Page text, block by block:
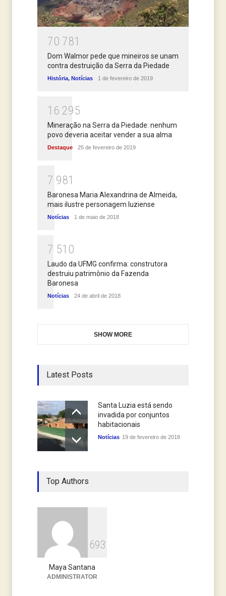
70 781
Dom Walmor pede que mineiros se unam
contra destruição da Serra da Piedade
História, Notícias 1 de fevereiro de 2019
1 6 295
Mineração na Serra da Piedade: nenhum
povo deveria aceitar vender a sua alma
Destaque 25 de fevereiro de 2019
7 981
Baronesa Maria Alexandrina de Almeida,
mais ilustre personagem luziense
Notícias 1 de maio de 2018
7 51 0
Laudo da UFMG confirma: construtora
destruiu patrimônio da Fazenda
Baronesa
Notícias 24 de abril de 2018
SHOW MORE
Latest Posts
Santa Luzia está sendo
invadida por conjuntos
habitacionais
Notícias 19 de fevereiro de 2018
Top Authors
693
Maya Santana
ADMINISTRATOR